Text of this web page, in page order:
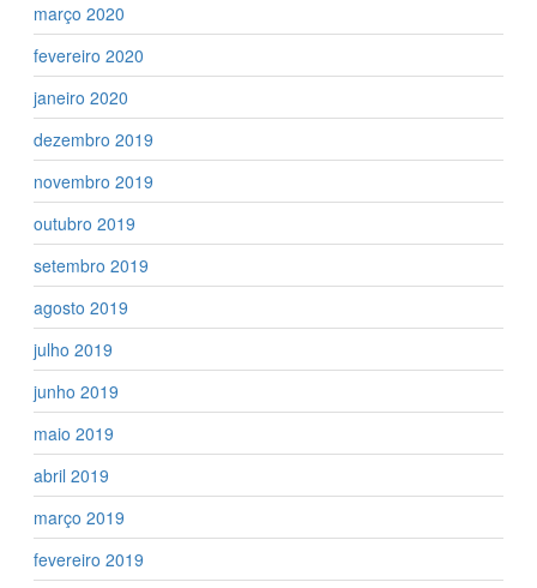
março 2020
fevereiro 2020
janeiro 2020
dezembro 2019
novembro 2019
outubro 2019
setembro 2019
agosto 2019
julho 2019
junho 2019
maio 2019
abril 2019
março 2019
fevereiro 2019